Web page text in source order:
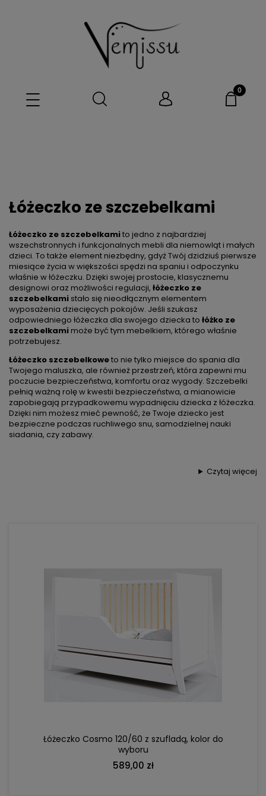
Łóżeczko ze szczebelkami
Łóżeczko ze szczebelkamito jedno z najbardziej
wszechstronnych i funkcjonalnych mebli dla niemowląt i małych
dzieci. To także element niezbędny, gdyż Twój dzidziuś pierwsze
miesiące życia w większości spędzi na spaniu i odpoczynku
właśnie w łóżeczku. Dzięki swojej prostocie, klasycznemu
designowi oraz możliwości regulacji, łóżeczko ze
szczebelkami stało się nieodłącznym elementem
wyposażenia dziecięcych pokojów. Jeśli szukasz
odpowiedniego łóżeczka dla swojego dziecka to łóżko ze
szczebelkamimoże być tym mebelkiem, którego właśnie
potrzebujesz.
Łóżeczko szczebelkoweto nie tylko miejsce do spania dla
Twojego maluszka, ale również przestrzeń, która zapewni mu
poczucie bezpieczeństwa, komfortu oraz wygody. Szczebelki
pełnią ważną rolę w kwestii bezpieczeństwa, a mianowicie
zapobiegają przypadkowemu wypadnięciu dziecka z łóżeczka.
Dzięki nim możesz mieć pewność, że Twoje dziecko jest
bezpieczne podczas ruchliwego snu, samodzielnej nauki
siadania, czy zabawy.
Czytaj więcej
Łóżeczko Cosmo 120/60 z szufladą, kolor do
wyboru
589,00 zł
DO KOSZYKA